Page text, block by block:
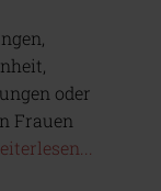
oder
Frauen